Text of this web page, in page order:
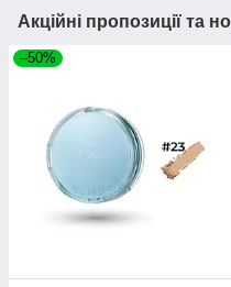
Акційні пропозиції та
–50%